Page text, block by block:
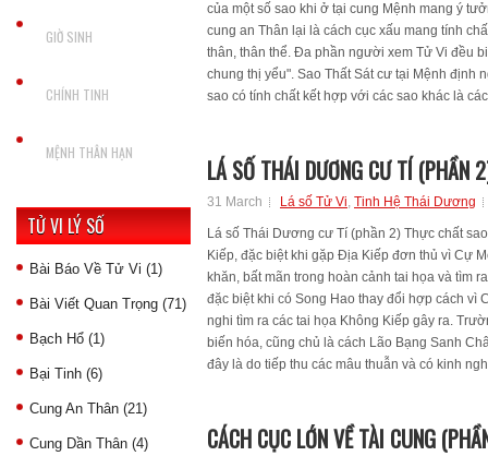
GIỜ SINH
CHÍNH TINH
MỆNH THÂN HẠN
TỬ VI LÝ SỐ
Bài Báo Về Tử Vi (1)
Bài Viết Quan Trọng (71)
Bạch Hổ (1)
Bại Tinh (6)
Cung An Thân (21)
Cung Dần Thân (4)
của một số sao khi ở tại cung Mệnh mang ý
cung an Thân lại là cách cục xấu mang tính
thân, thân thể. Đa phần người xem Tử Vi đều
chung thị yểu". Sao Thất Sát cư tại Mệnh định
sao có tính chất kết hợp với các sao khác là
LÁ SỐ THÁI DƯƠNG CƯ TÍ (PHẦN
31 March Lá số Tử Vi, Tinh Hệ Thái Dương
Lá số Thái Dương cư Tí (phần 2) Thực chất
Kiếp, đặc biệt khi gặp Địa Kiếp đơn thủ vì Cự
khăn, bất mãn trong hoàn cảnh tai họa và tìm
đặc biệt khi có Song Hao thay đổi hợp cách vì
nghi tìm ra các tai họa Không Kiếp gây ra.
biến hóa, cũng chủ là cách Lão Bạng Sanh
đây là do tiếp thu các mâu thuẫn và có kinh
CÁCH CỤC LỚN VỀ TÀI CUNG